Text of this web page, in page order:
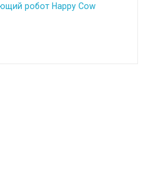
робот Happy Cow